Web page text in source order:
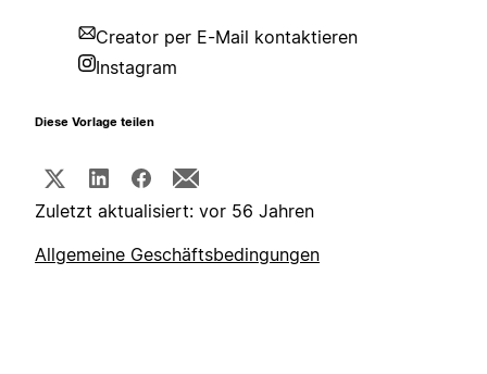
Creator per E-Mail kontaktieren
Instagram
Diese Vorlage teilen
Zuletzt aktualisiert: vor 56 Jahren
Allgemeine Geschäftsbedingungen